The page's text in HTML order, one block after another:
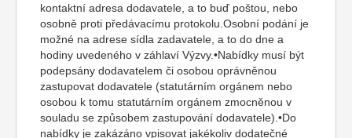
kontaktní adresa dodavatele, a to buď poštou, nebo
osobně proti předávacímu protokolu.Osobní podání je
možné na adrese sídla zadavatele, a to do dne a
hodiny uvedeného v záhlaví Výzvy.•Nabídky musí být
podepsány dodavatelem či osobou oprávněnou
zastupovat dodavatele (statutárním orgánem nebo
osobou k tomu statutárním orgánem zmocněnou v
souladu se způsobem zastupování dodavatele).•Do
nabídky je zakázáno vpisovat jakékoliv dodatečné